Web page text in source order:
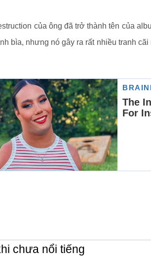
của ông đã trở thành tên của
bìa, nhưng nó gây ra rất nhiều tranh
chưa nổi tiếng